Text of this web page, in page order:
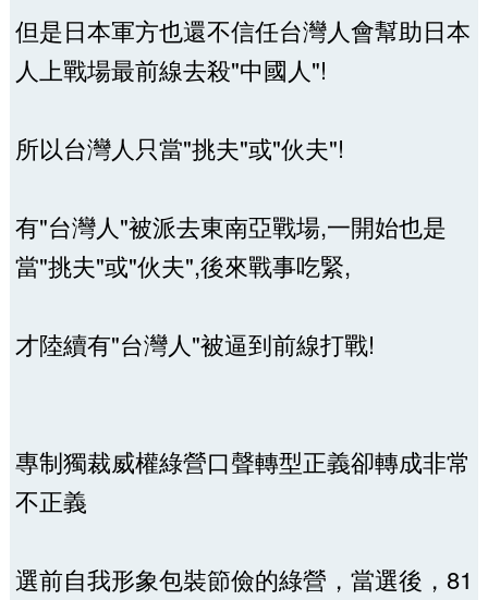
但是日本軍方也還不信任台灣人會幫助日本
人上戰場最前線去殺"中國人"!
所以台灣人只當"挑夫"或"伙夫"!
有"台灣人"被派去東南亞戰場,一開始也是
當"挑夫"或"伙夫",後來戰事吃緊,
才陸續有"台灣人"被逼到前線打戰!
專制獨裁威權綠營口聲轉型正義卻轉成非常
不正義
選前自我形象包裝節儉的綠營，當選後，81